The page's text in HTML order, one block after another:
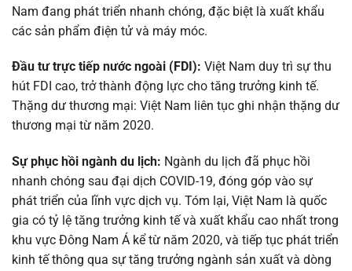
Nam đang phát triển nhanh chóng, đặc biệt là xuất khẩu
các sản phẩm điện tử và máy móc.
Đầu tư trực tiếp nước ngoài (FDI): Việt Nam duy trì sự thu
hút FDI cao, trở thành động lực cho tăng trưởng kinh tế.
Thặng dư thương mại: Việt Nam liên tục ghi nhận thặng dư
thương mại từ năm 2020.
Sự phục hồi ngành du lịch: Ngành du lịch đã phục hồi
nhanh chóng sau đại dịch COVID-19, đóng góp vào sự
phát triển của lĩnh vực dịch vụ. Tóm lại, Việt Nam là quốc
gia có tỷ lệ tăng trưởng kinh tế và xuất khẩu cao nhất trong
khu vực Đông Nam Á kể từ năm 2020, và tiếp tục phát triển
kinh tế thông qua sự tăng trưởng ngành sản xuất và dòng